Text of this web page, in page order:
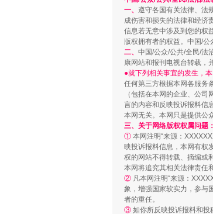
站台名比不
一、 遵守各国有关法律、法
成伤害和损失的法律和经济
信息若无意中涉及到您的权
版权拥有者的权益。中国/公
二、 中国/公众/公共/全民/法
康网站和报刊电视台转载，
●就下列相关事宜的发生，
任何第三方根据本网各服务
（包括在本网的企业、公司
言的内容和反映投诉报料信
本网无关。本网只是提供公
三、关于网络版权权属问题：
① 本网注明“来源：
映投诉报料信息，本网有权
权的网站不得转载、摘编或
本网将追究其相关法律责任
② 凡本网注明“来源：
象，增强国家软实力，参与
者的重任。
③ 如你所反映投诉报料和投